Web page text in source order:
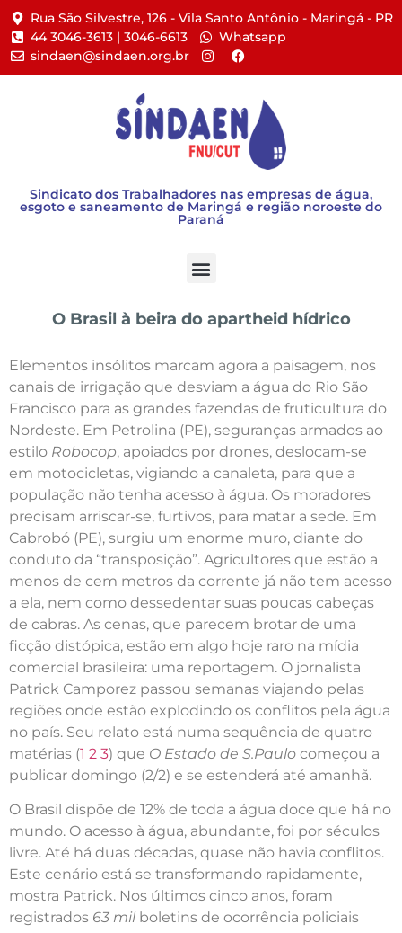
Rua São Silvestre, 126 - Vila Santo Antônio - Maringá - PR​
44 3046-3613 | 3046-6613​
Whatsapp
sindaen@sindaen.org.br
Sindicato dos Trabalhadores nas empresas de água,
esgoto e saneamento de Maringá e região noroeste do
Paraná
O Brasil à beira do apartheid hídrico
Elementos insólitos marcam agora a paisagem, nos
canais de irrigação que desviam a água do Rio São
Francisco para as grandes fazendas de fruticultura do
Nordeste. Em Petrolina (PE), seguranças armados ao
estilo Robocop, apoiados por drones, deslocam-se
em motocicletas, vigiando a canaleta, para que a
população não tenha acesso à água. Os moradores
precisam arriscar-se, furtivos, para matar a sede. Em
Cabrobó (PE), surgiu um enorme muro, diante do
conduto da “transposição”. Agricultores que estão a
menos de cem metros da corrente já não tem acesso
a ela, nem como dessedentar suas poucas cabeças
de cabras. As cenas, que parecem brotar de uma
ficção distópica, estão em algo hoje raro na mídia
comercial brasileira: uma reportagem. O jornalista
Patrick Camporez passou semanas viajando pelas
regiões onde estão explodindo os conflitos pela água
no país. Seu relato está numa sequência de quatro
matérias (1 2 3) que O Estado de S.Paulo começou a
publicar domingo (2/2) e se estenderá até amanhã.
O Brasil dispõe de 12% de toda a água doce que há no
mundo. O acesso à água, abundante, foi por séculos
livre. Até há duas décadas, quase não havia conflitos.
Este cenário está se transformando rapidamente,
mostra Patrick. Nos últimos cinco anos, foram
registrados 63 mil boletins de ocorrência policiais